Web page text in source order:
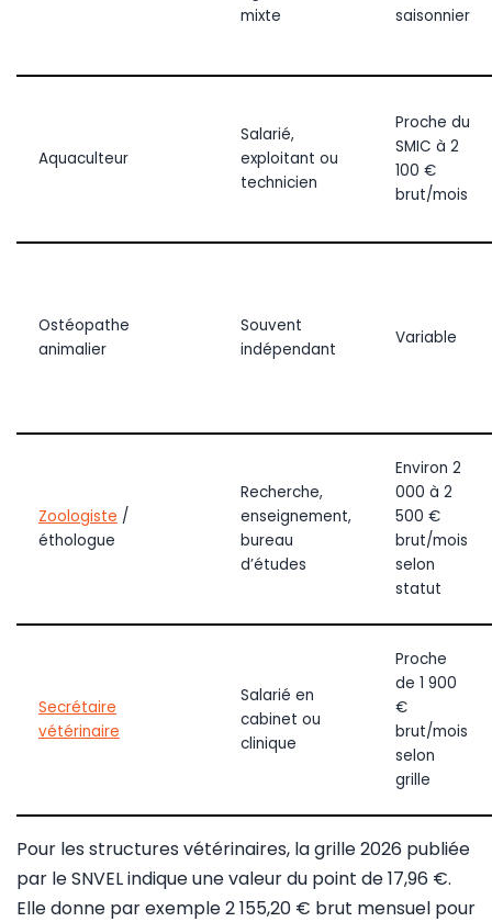
mixte
saisonnier
Aquaculteur
Salarié,
exploitant ou
technicien
Proche du
SMIC à 2
100 €
brut/mois
Ostéopathe
animalier
Souvent
indépendant
Variable
Zoologiste /
éthologue
Recherche,
enseignement,
bureau
d’études
Environ 2
000 à 2
500 €
brut/mois
selon
statut
Secrétaire
vétérinaire
Salarié en
cabinet ou
clinique
Proche
de 1 900
€
brut/mois
selon
grille
Pour les structures vétérinaires, la grille 2026 publiée
par le SNVEL indique une valeur du point de 17,96 €.
Elle donne par exemple 2 155,20 € brut mensuel pour